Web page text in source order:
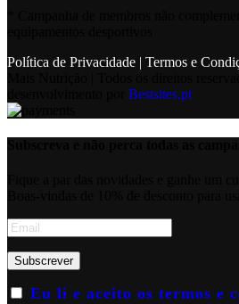
Política de Privacidade | Termos e
Bestsites.pt
Eu li e aceito os termos e